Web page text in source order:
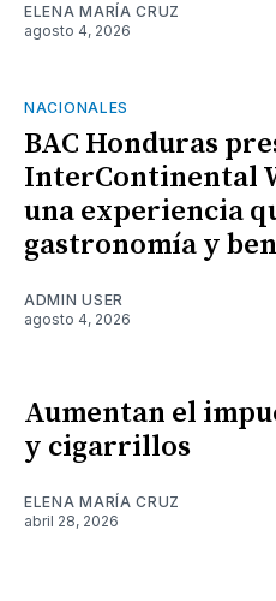
ELENA MARÍA CRUZ
agosto 4, 2026
NACIONALES
BAC Honduras
InterContinental
una experiencia
gastronomía y
ADMIN USER
agosto 4, 2026
Aumentan el
y cigarrillos
ELENA MARÍA CRUZ
abril 28, 2026